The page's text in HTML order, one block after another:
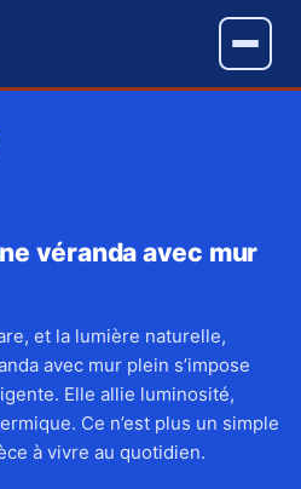
véranda avec mur
et la lumière naturelle,
avec mur plein s’impose
Elle allie luminosité,
Ce n’est plus un simple
à vivre au quotidien.